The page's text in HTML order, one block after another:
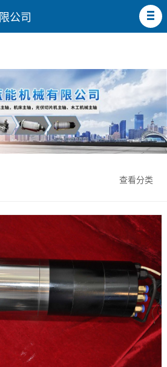
公司
查看分类